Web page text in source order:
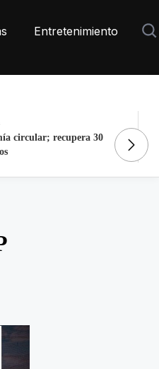
Entretenimiento
circular; recupera 30